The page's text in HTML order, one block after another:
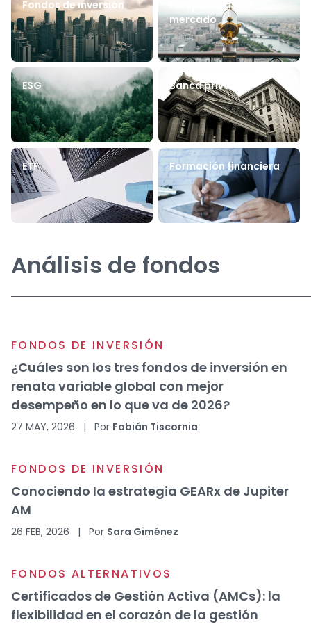
Fondos de inversión
Perspectivas de
mercado
ESG Banca privada
ETF Formación financiera
Análisis de fondos
FONDOS DE INVERSIÓN
¿Cuáles son los tres fondos de inversión en
renata variable global con mejor
desempeño en lo que va de 2026?
27 MAY, 2026 | Por Fabián Tiscornia
FONDOS DE INVERSIÓN
Conociendo la estrategia GEARx de Jupiter
AM
26 FEB, 2026 | Por Sara Giménez
FONDOS ALTERNATIVOS
Certificados de Gestión Activa (AMCs): la
flexibilidad en el corazón de la gestión